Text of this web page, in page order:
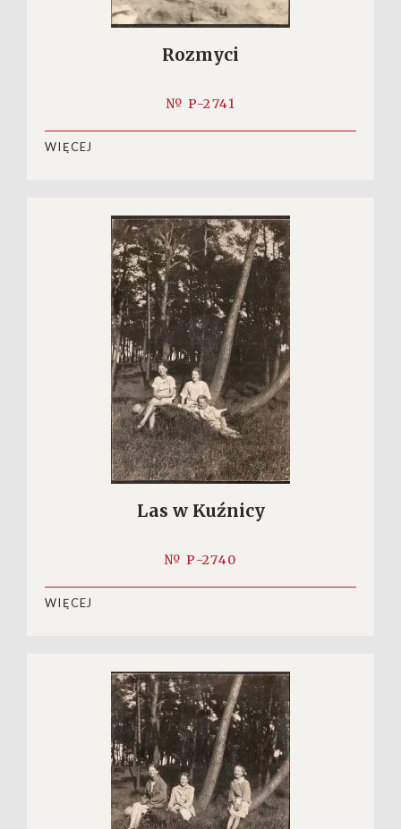
Rozmyci
№ P-2741
WIĘCEJ
Las w Kuźnicy
№ P-2740
WIĘCEJ